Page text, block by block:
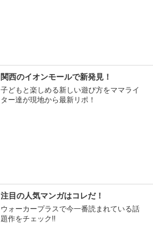
関西のイオンモールで新発見！
子どもと楽しめる新しい遊び方をママライ
ター達が現地から最新リポ！
注目の人気マンガはコレだ！
ウォーカープラスで今一番読まれている話
題作をチェック!!